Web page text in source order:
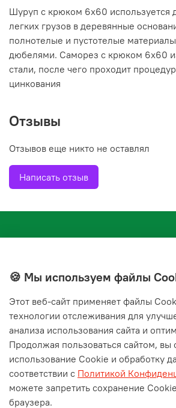
Шуруп с крюком 6х60 используется
легких грузов в деревянные
полнотелые и пустотелые
дюбелями. Саморез с крюком 6х60
стали, после чего проходит
цинкования
Отзывы
Отзывов еще никто не оставлял
Написать отзыв
+7(843) 210-20-24
Мы в соц. сетях
🍪 Мы используем файлы
Этот веб‑сайт применяет файлы
технологии отслеживания для
анализа использования сайта и
Продолжая пользоваться сайтом, вы
использование Cookie и обработку
соответствии с Политикой
можете запретить сохранение
браузера.